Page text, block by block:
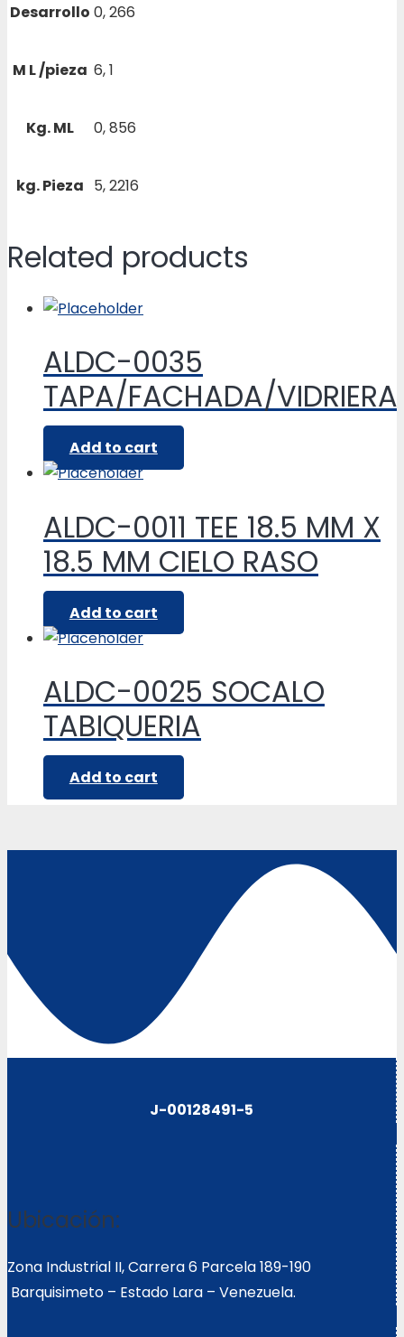
Desarrollo 0, 266
M L /pieza 6, 1
Kg. ML 0, 856
kg. Pieza 5, 2216
Related products
ALDC-0035
TAPA/FACHADA/VIDRIERA
Add to cart
ALDC-0011 TEE 18.5 MM X
18.5 MM CIELO RASO
Add to cart
ALDC-0025 SOCALO
TABIQUERIA
Add to cart
J-00128491-5
Ubicación:
Zona Industrial II, Carrera 6 Parcela 189-190
Barquisimeto – Estado Lara – Venezuela.